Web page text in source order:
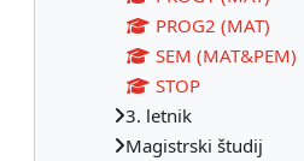
PROG2 (MAT)
SEM (MAT&PEM)
STOP
3. letnik
Magistrski študij